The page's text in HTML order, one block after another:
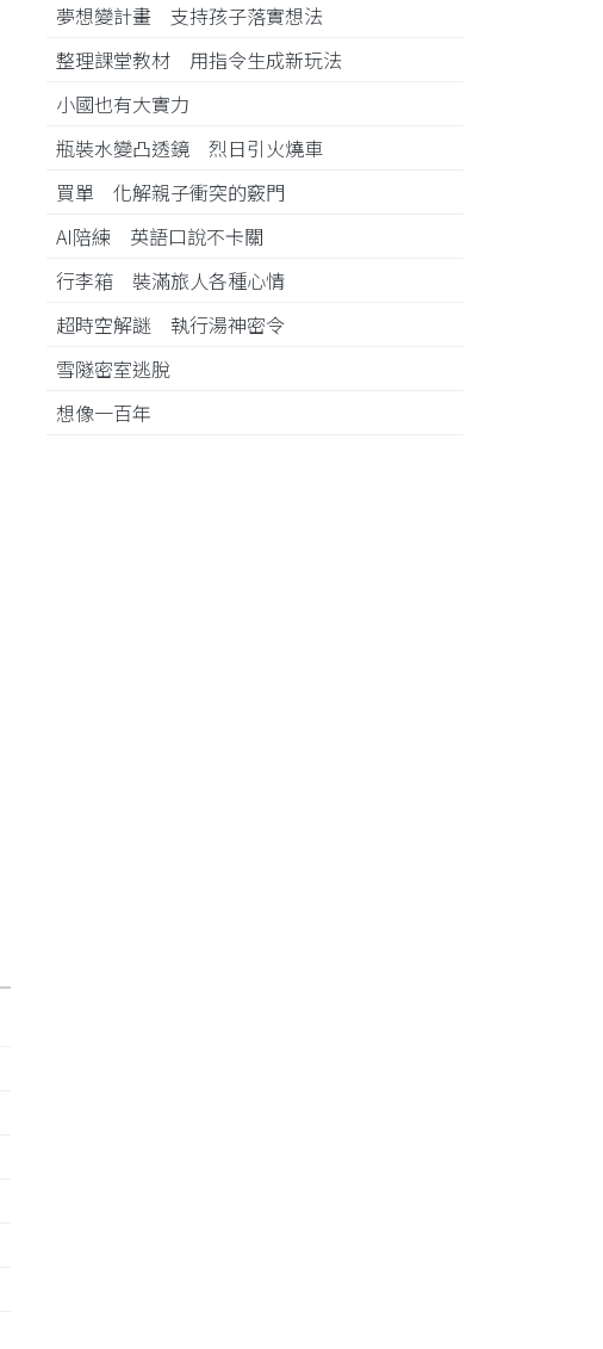
夢想變計畫 支持孩子落實想法
整理課堂教材 用指令生成新玩法
小國也有大實力
瓶裝水變凸透鏡 烈日引火燒車
買單 化解親子衝突的竅門
AI陪練 英語口說不卡關
行李箱 裝滿旅人各種心情
超時空解謎 執行湯神密令
雪隧密室逃脫
想像一百年